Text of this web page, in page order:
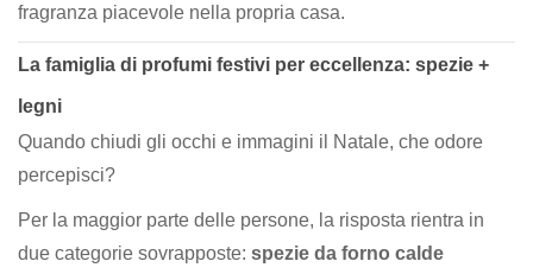
fragranza piacevole nella propria casa.
La famiglia di profumi festivi per eccellenza: spezie +
legni
Quando chiudi gli occhi e immagini il Natale, che odore
percepisci?
Per la maggior parte delle persone, la risposta rientra in
due categorie sovrapposte: spezie da forno calde